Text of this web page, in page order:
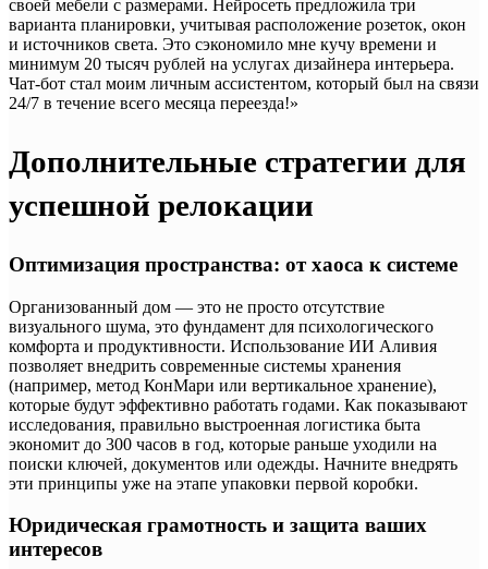
своей мебели с размерами. Нейросеть предложила три
варианта планировки, учитывая расположение розеток, окон
и источников света. Это сэкономило мне кучу времени и
минимум 20 тысяч рублей на услугах дизайнера интерьера.
Чат-бот стал моим личным ассистентом, который был на связи
24/7 в течение всего месяца переезда!»
Дополнительные стратегии для
успешной релокации
Оптимизация пространства: от хаоса к системе
Организованный дом — это не просто отсутствие
визуального шума, это фундамент для психологического
комфорта и продуктивности. Использование ИИ Аливия
позволяет внедрить современные системы хранения
(например, метод КонМари или вертикальное хранение),
которые будут эффективно работать годами. Как показывают
исследования, правильно выстроенная логистика быта
экономит до 300 часов в год, которые раньше уходили на
поиски ключей, документов или одежды. Начните внедрять
эти принципы уже на этапе упаковки первой коробки.
Юридическая грамотность и защита ваших
интересов